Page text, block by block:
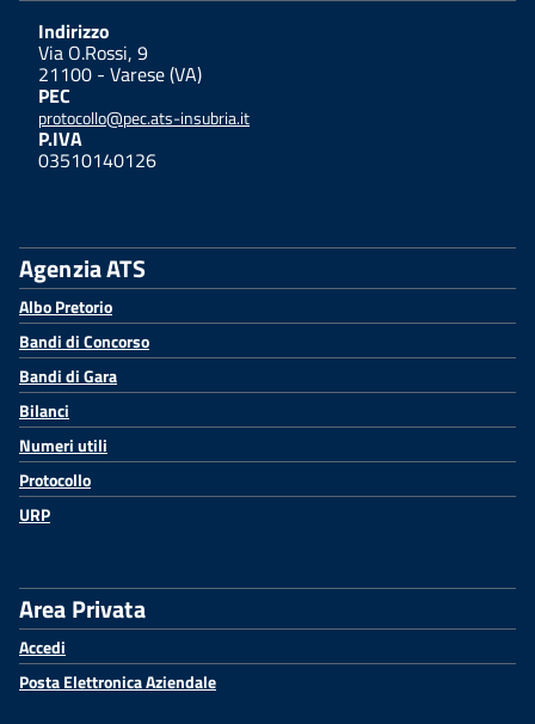
Indirizzo
Via O.Rossi, 9
21100 - Varese (VA)
PEC
protocollo@pec.ats-insubria.it
P.IVA
03510140126
Agenzia ATS
Albo Pretorio
Bandi di Concorso
Bandi di Gara
Bilanci
Numeri utili
Protocollo
URP
Area Privata
Accedi
Posta Elettronica Aziendale